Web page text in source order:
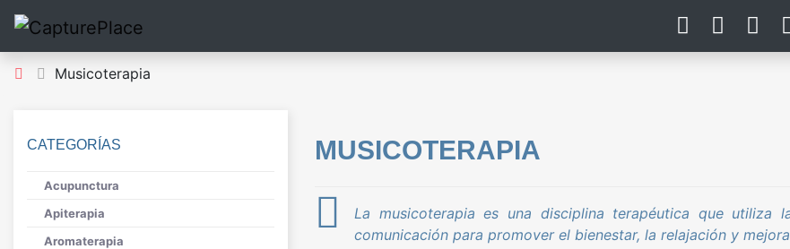
Musicoterapia
CATEGORÍAS
Acupunctura
Apiterapia
Aromaterapia
MUSICOTERAPIA
La musicoterapia es una disciplina terapéutica que utiliza
comunicación para promover el bienestar, la relajación y